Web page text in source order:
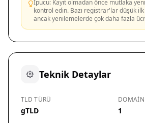
İpucu: Kayıt olmadan önce mutlaka
kontrol edin. Bazı registrar'lar düşük ilk
ancak yenilemelerde çok daha fazla
Teknik Detaylar
TLD TÜRÜ
gTLD
DOMAIN
1